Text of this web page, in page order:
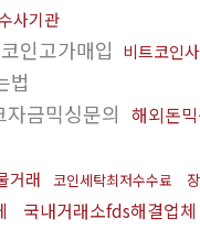
사기관
인고가매입 비트코인
법
자금믹싱문의 해외돈
거래 코인세탁최저수수료
국내거래소fds해결업체